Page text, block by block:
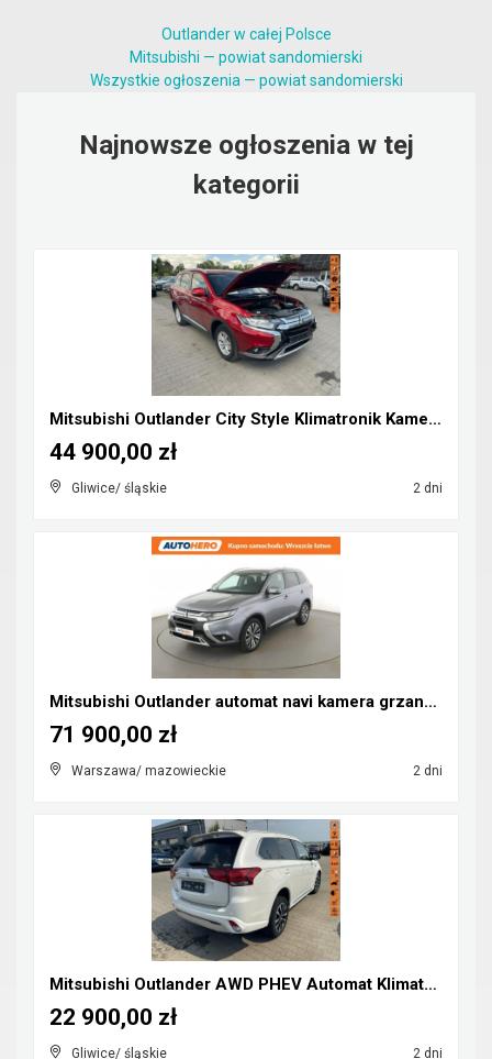
Outlander w całej Polsce
Mitsubishi — powiat sandomierski
Wszystkie ogłoszenia — powiat sandomierski
Najnowsze ogłoszenia w tej
kategorii
Mitsubishi Outlander City Style Klimatronik Kamera...
Gliwice/ śląskie 2 dni
44 900,00 zł
Mitsubishi Outlander automat navi kamera grzane fo...
Warszawa/ mazowieckie 2 dni
71 900,00 zł
Mitsubishi Outlander AWD PHEV Automat Klimatronik ...
Gliwice/ śląskie 2 dni
22 900,00 zł